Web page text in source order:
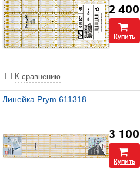
2 400
Купить
К сравнению
Линейка Prym 611318
3 100
Купить